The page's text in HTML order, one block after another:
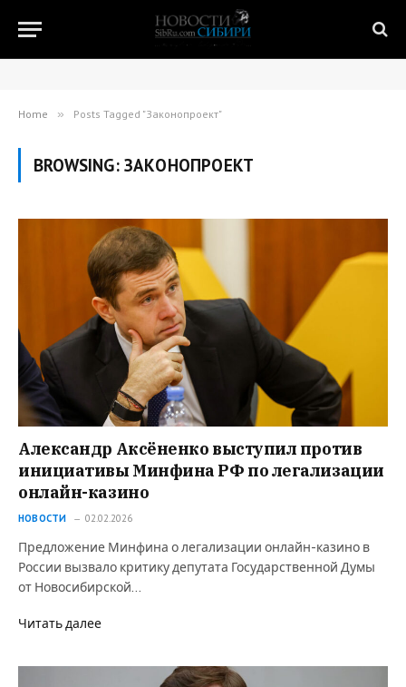
Home » Posts Tagged "Законопроект"
BROWSING: ЗАКОНОПРОЕКТ
Александр Аксёненко выступил против
инициативы Минфина РФ по легализации
онлайн-казино
НОВОСТИ 02.02.2026
Предложение Минфина о легализации онлайн-казино в
России вызвало критику депутата Государственной Думы
от Новосибирской…
Читать далее